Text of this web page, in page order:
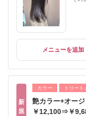
メニューを追加
新
規
カラー トリート
艶カラー+オー
￥12,100⇒￥